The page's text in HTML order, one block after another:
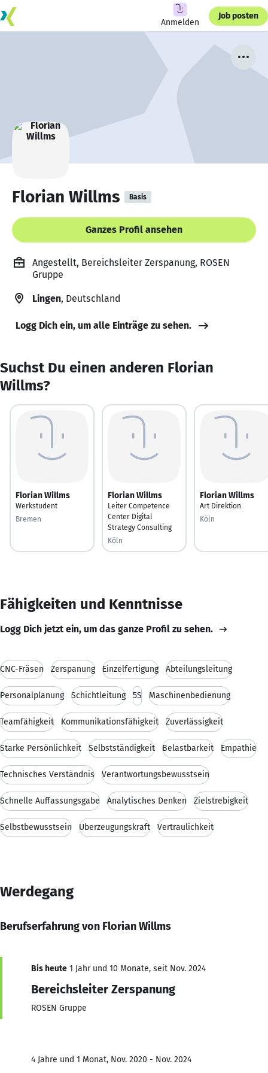
Anmelden
Job posten
Florian Willms Basis
Ganzes Profil ansehen
Angestellt, Bereichsleiter Zerspanung, ROSEN
Gruppe
Lingen, Deutschland
Logg Dich ein, um alle Einträge zu sehen.
Suchst Du einen anderen Florian
Willms?
Florian Willms
Werkstudent
Bremen
Florian Willms
Leiter Competence
Center Digital
Strategy Consulting
Köln
Florian Willms
Art Direktion
Köln
Fähigkeiten und Kenntnisse
Logg Dich jetzt ein, um das ganze Profil zu sehen.
CNC-Fräsen Zerspanung Einzelfertigung Abteilungsleitung
Personalplanung Schichtleitung 5S Maschinenbedienung
Teamfähigkeit Kommunikationsfähigkeit Zuverlässigkeit
Starke Persönlichkeit Selbstständigkeit Belastbarkeit Empathie
Technisches Verständnis Verantwortungsbewusstsein
Schnelle Auffassungsgabe Analytisches Denken Zielstrebigkeit
Selbstbewusstsein Überzeugungskraft Vertraulichkeit
Werdegang
Berufserfahrung von Florian Willms
Bis heute 1 Jahr und 10 Monate, seit Nov. 2024
Bereichsleiter Zerspanung
ROSEN Gruppe
4 Jahre und 1 Monat, Nov. 2020 - Nov. 2024